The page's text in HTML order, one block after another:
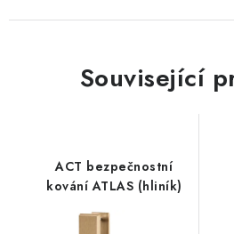
Související
ACT bezpečnostní
kování ATLAS (hliník)